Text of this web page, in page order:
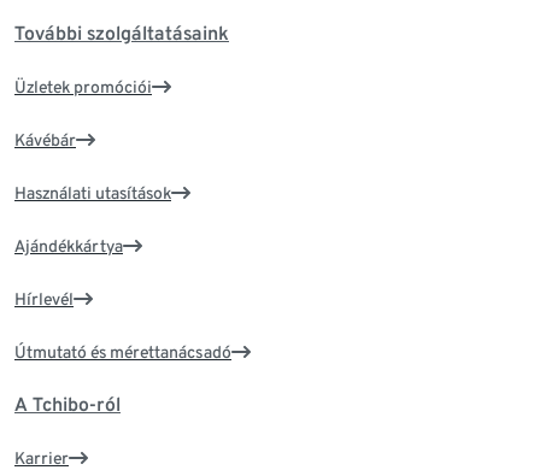
További szolgáltatásaink
Üzletek promóciói
Kávébár
Használati utasítások
Ajándékkártya
Hírlevél
Útmutató és mérettanácsadó
A Tchibo-ról
Karrier